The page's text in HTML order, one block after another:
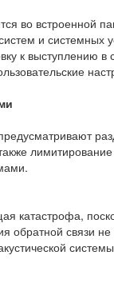
во встроенной
и
к выступлению
катастрофа,
связи